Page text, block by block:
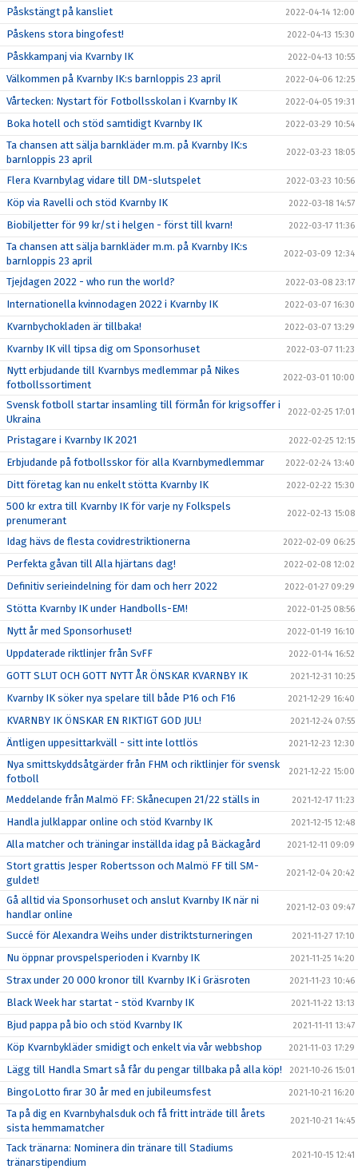
Påskstängt på kansliet 2022-04-14 12:00
Påskens stora bingofest! 2022-04-13 15:30
Påskkampanj via Kvarnby IK 2022-04-13 10:55
Välkommen på Kvarnby IK:s barnloppis 23 april 2022-04-06 12:25
Vårtecken: Nystart för Fotbollsskolan i Kvarnby IK 2022-04-05 19:31
Boka hotell och stöd samtidigt Kvarnby IK 2022-03-29 10:54
Ta chansen att sälja barnkläder m.m. på Kvarnby IK:s
barnloppis 23 april
2022-03-23 18:05
Flera Kvarnbylag vidare till DM-slutspelet 2022-03-23 10:56
Köp via Ravelli och stöd Kvarnby IK 2022-03-18 14:57
Biobiljetter för 99 kr/st i helgen - först till kvarn! 2022-03-17 11:36
Ta chansen att sälja barnkläder m.m. på Kvarnby IK:s
barnloppis 23 april
2022-03-09 12:34
Tjejdagen 2022 - who run the world? 2022-03-08 23:17
Internationella kvinnodagen 2022 i Kvarnby IK 2022-03-07 16:30
Kvarnbychokladen är tillbaka! 2022-03-07 13:29
Kvarnby IK vill tipsa dig om Sponsorhuset 2022-03-07 11:23
Nytt erbjudande till Kvarnbys medlemmar på Nikes
fotbollssortiment
2022-03-01 10:00
Svensk fotboll startar insamling till förmån för krigsoffer i
Ukraina
2022-02-25 17:01
Pristagare i Kvarnby IK 2021 2022-02-25 12:15
Erbjudande på fotbollsskor för alla Kvarnbymedlemmar 2022-02-24 13:40
Ditt företag kan nu enkelt stötta Kvarnby IK 2022-02-22 15:30
500 kr extra till Kvarnby IK för varje ny Folkspels
prenumerant
2022-02-13 15:08
Idag hävs de flesta covidrestriktionerna 2022-02-09 06:25
Perfekta gåvan till Alla hjärtans dag! 2022-02-08 12:02
Definitiv serieindelning för dam och herr 2022 2022-01-27 09:29
Stötta Kvarnby IK under Handbolls-EM! 2022-01-25 08:56
Nytt år med Sponsorhuset! 2022-01-19 16:10
Uppdaterade riktlinjer från SvFF 2022-01-14 16:52
GOTT SLUT OCH GOTT NYTT ÅR ÖNSKAR KVARNBY IK 2021-12-31 10:25
Kvarnby IK söker nya spelare till både P16 och F16 2021-12-29 16:40
KVARNBY IK ÖNSKAR EN RIKTIGT GOD JUL! 2021-12-24 07:55
Äntligen uppesittarkväll - sitt inte lottlös 2021-12-23 12:30
Nya smittskyddsåtgärder från FHM och riktlinjer för svensk
fotboll
2021-12-22 15:00
Meddelande från Malmö FF: Skånecupen 21/22 ställs in 2021-12-17 11:23
Handla julklappar online och stöd Kvarnby IK 2021-12-15 12:48
Alla matcher och träningar inställda idag på Bäckagård 2021-12-11 09:09
Stort grattis Jesper Robertsson och Malmö FF till SM-
guldet!
2021-12-04 20:42
Gå alltid via Sponsorhuset och anslut Kvarnby IK när ni
handlar online
2021-12-03 09:47
Succé för Alexandra Weihs under distriktsturneringen 2021-11-27 17:10
Nu öppnar provspelsperioden i Kvarnby IK 2021-11-25 14:20
Strax under 20 000 kronor till Kvarnby IK i Gräsroten 2021-11-23 10:46
Black Week har startat - stöd Kvarnby IK 2021-11-22 13:13
Bjud pappa på bio och stöd Kvarnby IK 2021-11-11 13:47
Köp Kvarnbykläder smidigt och enkelt via vår webbshop 2021-11-03 17:29
Lägg till Handla Smart så får du pengar tillbaka på alla köp! 2021-10-26 15:01
BingoLotto firar 30 år med en jubileumsfest 2021-10-21 16:20
Ta på dig en Kvarnbyhalsduk och få fritt inträde till årets
sista hemmamatcher
2021-10-21 14:45
Tack tränarna: Nominera din tränare till Stadiums
tränarstipendium
2021-10-15 12:41